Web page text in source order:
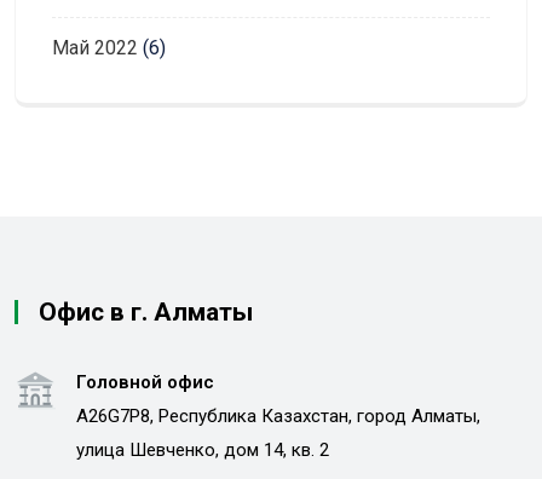
Май 2022 (6)
Офис в г. Алматы
Головной офис
A26G7P8, Республика Казахстан, город Алматы,
улица Шевченко, дом 14, кв. 2